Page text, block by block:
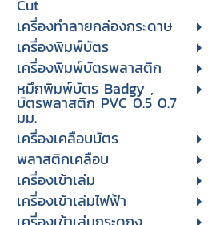
Cut
เครื่องทำลายกล่องกระดาษ
เครื่องพิมพ์บัตร
เครื่องพิมพ์บัตรพลาสติก
หมึกพิมพ์บัตร Badgy ,
บัตรพลาสติก PVC 0.5 0.7
มม.
เครื่องเคลือบบัตร
พลาสติกเคลือบ
เครื่องเข้าเล่ม
เครื่องเข้าเล่มไฟฟ้า